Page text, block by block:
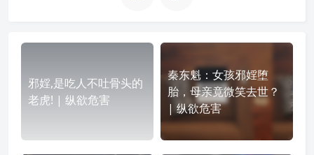
邪婬,是吃人不吐骨头的
老虎! | 纵欲危害
秦东魁：女孩邪婬堕
胎，母亲竟微笑去世？
| 纵欲危害